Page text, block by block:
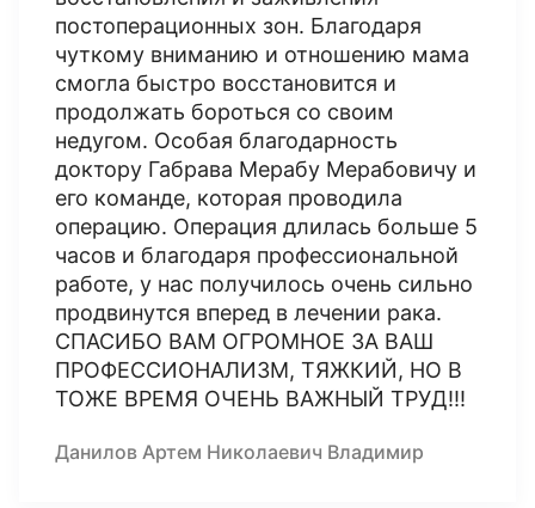
постоперационных зон. Благодаря
чуткому вниманию и отношению мама
смогла быстро восстановится и
продолжать бороться со своим
недугом. Особая благодарность
доктору Габрава Мерабу Мерабовичу и
его команде, которая проводила
операцию. Операция длилась больше 5
часов и благодаря профессиональной
работе, у нас получилось очень сильно
продвинутся вперед в лечении рака.
СПАСИБО ВАМ ОГРОМНОЕ ЗА ВАШ
ПРОФЕССИОНАЛИЗМ, ТЯЖКИЙ, НО В
ТОЖЕ ВРЕМЯ ОЧЕНЬ ВАЖНЫЙ ТРУД!!!
Данилов Артем Николаевич Владимир